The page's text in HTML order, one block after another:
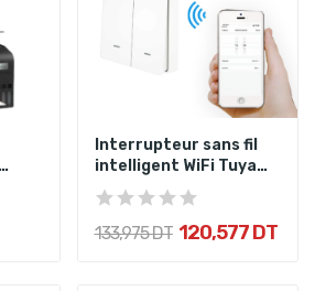
Interrupteur sans fil
intelligent WiFi Tuya
Smart
133,975 DT 120,577 DT